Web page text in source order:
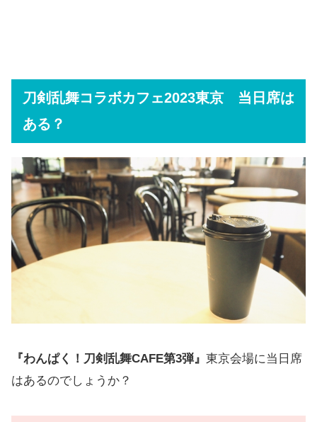
刀剣乱舞コラボカフェ2023東京 当日席は
ある？
『わんぱく！刀剣乱舞CAFE第3弾』 東京会場に当日席
はあるのでしょうか？